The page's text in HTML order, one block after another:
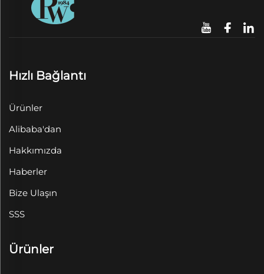
Hızlı Bağlantı
Ürünler
Alibaba'dan
Hakkımızda
Haberler
Bize Ulaşın
SSS
Ürünler